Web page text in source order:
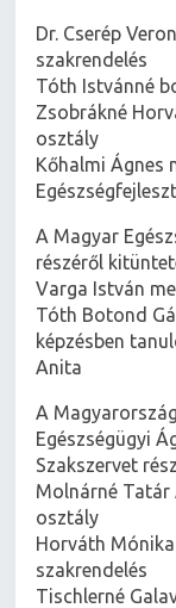
Dr. Cserép
szakrendelés
Tóth Istvánné
Zsobrákné
osztály
Kőhalmi Ágnes
A Magyar
részéről
Varga István
Tóth Botond
képzésben
Anita
A
Egészségügyi
Szakszervet
Molnárné Tatár
osztály
Horváth
szakrendelés
Tischlerné